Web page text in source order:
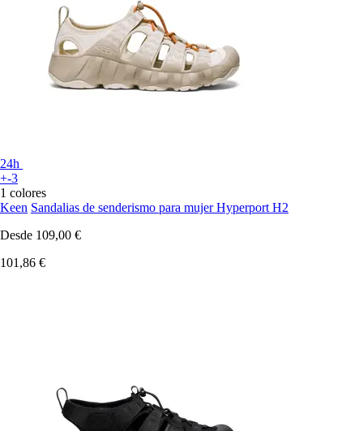
24h
+-3
1 colores
Keen Sandalias de senderismo para mujer Hyperport H2
Desde 109,00 €
101,86 €